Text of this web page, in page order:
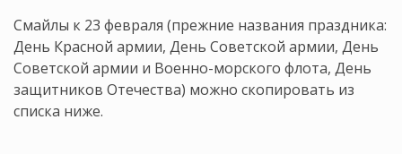
Смайлы к 23 февраля (прежние названия праздника:
День Красной армии, День Советской армии, День
Советской армии и Военно-морского флота, День
защитников Отечества) можно скопировать из
списка ниже.